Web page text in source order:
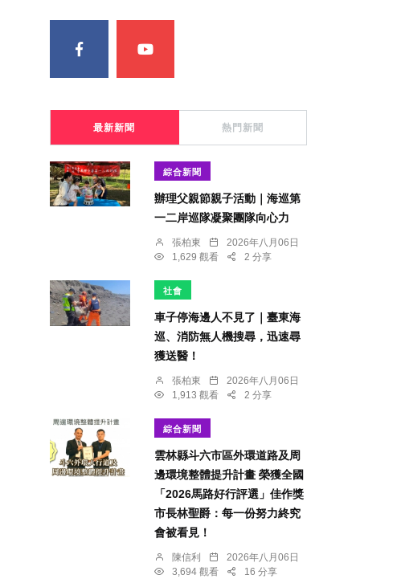
最新新聞 熱門新聞
綜合新聞
辦理父親節親子活動｜海巡第
一二岸巡隊凝聚團隊向心力
張柏東
2026年八月06日
1,629 觀看
2 分享
社會
車子停海邊人不見了｜臺東海
巡、消防無人機搜尋，迅速尋
獲送醫！
張柏東
2026年八月06日
1,913 觀看
2 分享
綜合新聞
雲林縣斗六市區外環道路及周
邊環境整體提升計畫 榮獲全國
「2026馬路好行評選」佳作獎
市長林聖爵：每一份努力終究
會被看見！
陳信利
2026年八月06日
3,694 觀看
16 分享